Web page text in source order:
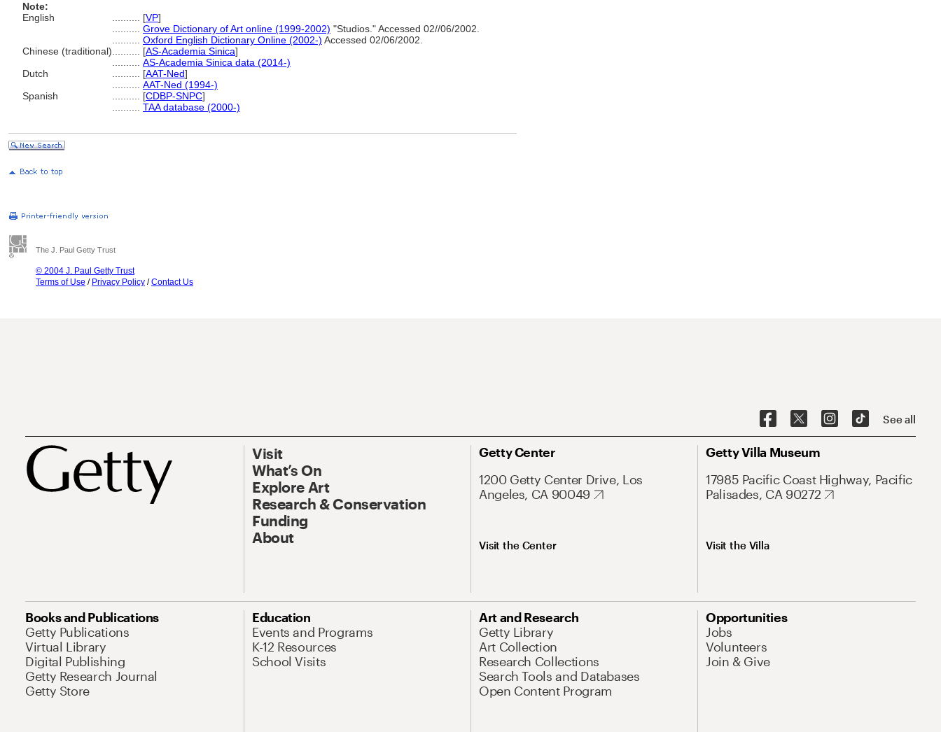
Note:
English
[VP]
Grove Dictionary of Art online (1999-2002) "Studios." Accessed 02//06/2002.
Oxford English Dictionary Online (2002-) Accessed 02/06/2002.
Chinese (traditional)
[AS-Academia Sinica]
AS-Academia Sinica data (2014-)
Dutch
[AAT-Ned]
AAT-Ned (1994-)
Spanish
[CDBP-SNPC]
TAA database (2000-)
The J. Paul Getty Trust
© 2004 J. Paul Getty Trust
Terms of Use / Privacy Policy /Contact Us
See all
Visit
What’s On
Explore Art
Research & Conservation
Funding
About
Getty Center
1200 Getty Center Drive, Los
Angeles, CA 90049
Visit the Center
Getty Villa Museum
17985 Pacific Coast Highway, Pacific
Palisades, CA 90272
Visit the Villa
Books and Publications
Getty Publications
Virtual Library
Digital Publishing
Getty Research Journal
Getty Store
Education
Events and Programs
K-12 Resources
School Visits
Art and Research
Getty Library
Art Collection
Research Collections
Search Tools and Databases
Open Content Program
Opportunities
Jobs
Volunteers
Join & Give